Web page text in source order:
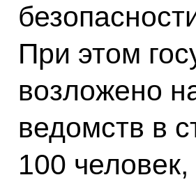
При этом
возложено
ведомств в
100